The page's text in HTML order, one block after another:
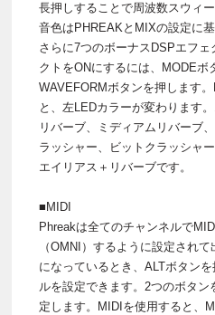
長押しすることで周波数スウィ
音色はPHREAKとMIXの設定に基
さらに7つのボーナスDSPエフ
クトをONにするには、MODEボ
WAVEFORMボタンを押します
と、左LEDカラーが変わります
リバーブ、ミディアムリバーブ
ラッシャー、ビットクラッシャ
エイリアス＋リバーブです。
■MIDI
Phreakは全てのチャンネルで
（OMNI）するように設定され
になっているとき、ALTボタン
ルを設定できます。2つのボタ
定します。MIDIを使用すると、